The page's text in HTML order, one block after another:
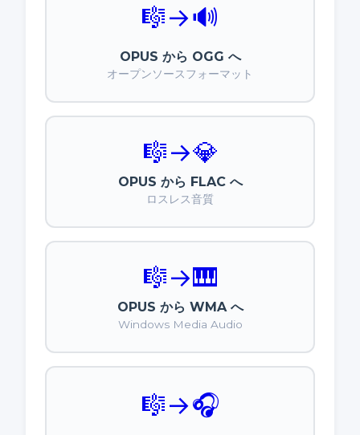
🎼→🔊
OPUS から OGG へ
オープンソースフォーマット
🎼→💎
OPUS から FLAC へ
ロスレス音質
🎼→🎹
OPUS から WMA へ
Windows Media Audio
🎼→🎧